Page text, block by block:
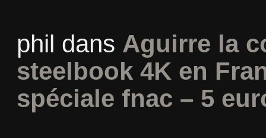
phil dans Aguirre la
steelbook 4K en
spéciale fnac – 5